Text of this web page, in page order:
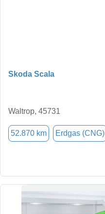
Skoda Scala
Waltrop, 45731
52.870 km Erdgas (CNG)